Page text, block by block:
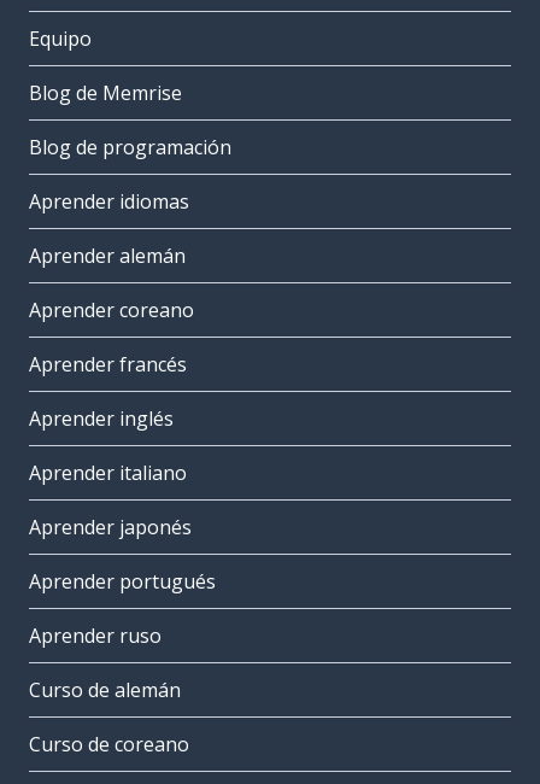
Equipo
Blog de Memrise
Blog de programación
Aprender idiomas
Aprender alemán
Aprender coreano
Aprender francés
Aprender inglés
Aprender italiano
Aprender japonés
Aprender portugués
Aprender ruso
Curso de alemán
Curso de coreano